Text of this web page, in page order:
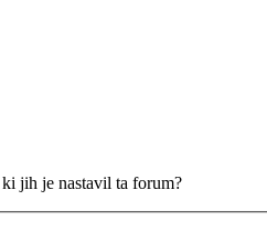
jih je nastavil ta forum?